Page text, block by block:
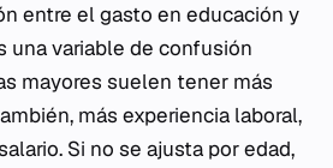
entre el gasto en educación y
una variable de confusión
mayores suelen tener más
más experiencia laboral,
Si no se ajusta por edad,